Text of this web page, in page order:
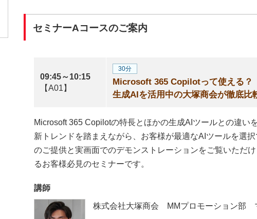
セミナーAコースのご案内
09:45～10:15
【A01】
30分
Microsoft 365 Copilotって使える？
生成AIを活用中の大塚商会が徹底比
Microsoft 365 Copilotの特長とほかの生成AIツールとの違い
新トレンドを踏まえながら、お客様が最適なAIツールを選
のご提供と実画面でのデモンストレーションをご覧いただ
るお客様必見のセミナーです。
講師
株式会社大塚商会 MMプロモーション部